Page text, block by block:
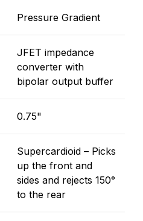
Pressure Gradient
JFET impedance
converter with
bipolar output buffer
0.75"
Supercardioid – Picks
up the front and
sides and rejects 150°
to the rear